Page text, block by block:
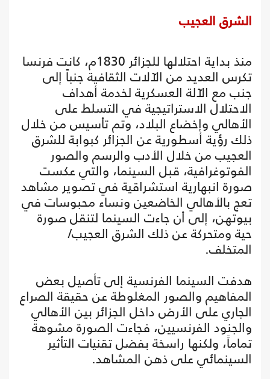
الشرق العجيب
منذ بداية احتلالها للجزائر 1830م، كانت فرنسا
تكرس العديد من الآلات الثقافية جنباً إلى
جنب مع الآلة العسكرية لخدمة أهداف
الاحتلال الاستراتيجية في التسلط على
الأهالي وإخضاع البلاد، وتم تأسيس من خلال
ذلك رؤية أسطورية عن الجزائر كبوابة للشرق
العجيب من خلال الأدب والرسم والصور
الفوتوغرافية، قبل السينما، والتي عكست
صورة انبهارية استشراقية في تصوير مشاهد
تعج بالأهالي الخاضعين ونساء محبوسات في
بيوتهن، إلى أن جاءت السينما لتنقل صورة
حية ومتحركة عن ذلك الشرق العجيب/
المتخلف.
هدفت السينما الفرنسية إلى تأصيل بعض
المفاهيم والصور المغلوطة عن حقيقة الصراع
الجاري على الأرض داخل الجزائر بين الأهالي
والجنود الفرنسيين، فجاءت الصورة مشوهة
تماماً، ولكنها راسخة بفضل تقنيات التأثير
السينمائي على ذهن المشاهد.